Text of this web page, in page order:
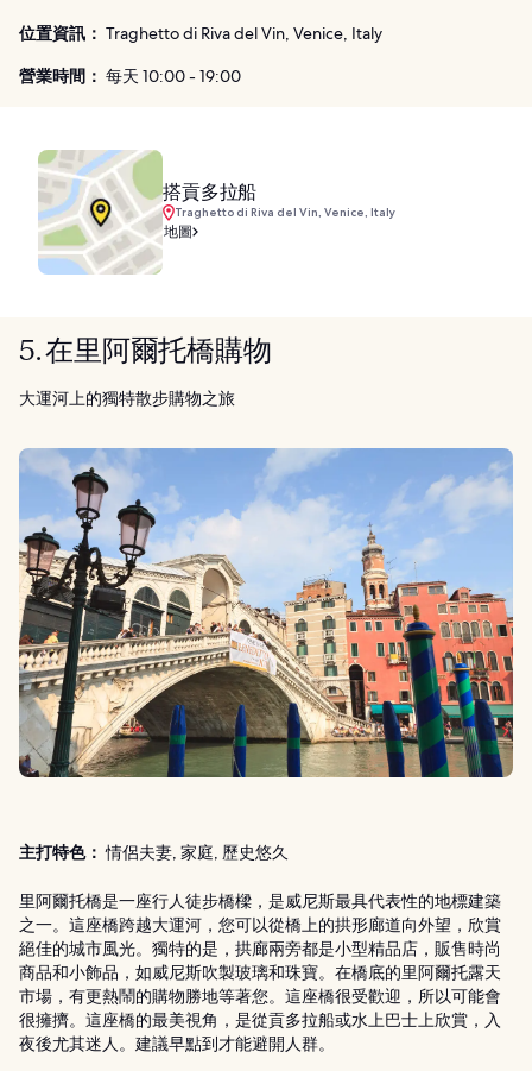
位置資訊： Traghetto di Riva del Vin, Venice, Italy
營業時間： 每天 10:00 - 19:00
搭貢多拉船
Traghetto di Riva del Vin, Venice, Italy
地圖
5. 在里阿爾托橋購物
大運河上的獨特散步購物之旅
主打特色： 情侶夫妻, 家庭, 歷史悠久
里阿爾托橋是一座行人徒步橋樑，是威尼斯最具代表性的地標建築
之一。這座橋跨越大運河，您可以從橋上的拱形廊道向外望，欣賞
絕佳的城市風光。獨特的是，拱廊兩旁都是小型精品店，販售時尚
商品和小飾品，如威尼斯吹製玻璃和珠寶。在橋底的里阿爾托露天
市場，有更熱鬧的購物勝地等著您。這座橋很受歡迎，所以可能會
很擁擠。這座橋的最美視角，是從貢多拉船或水上巴士上欣賞，入
夜後尤其迷人。建議早點到才能避開人群。